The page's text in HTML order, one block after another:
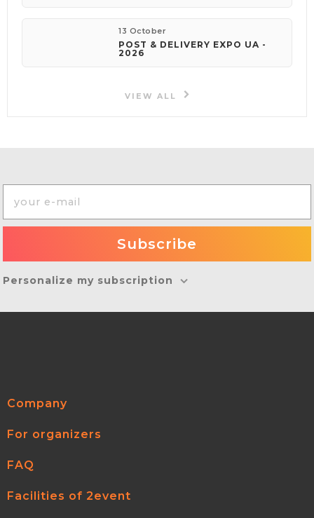
13 October
POST & DELIVERY EXPO UA -
2026
VIEW ALL
Personalize my subscription
Company
For organizers
FAQ
Facilities of 2event